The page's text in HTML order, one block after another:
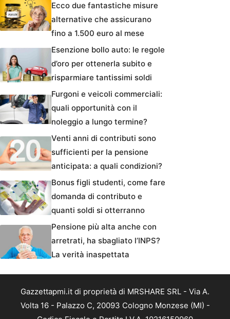
Ecco due fantastiche misure
alternative che assicurano
fino a 1.500 euro al mese
Esenzione bollo auto: le regole
d’oro per ottenerla subito e
risparmiare tantissimi soldi
Furgoni e veicoli commerciali:
quali opportunità con il
noleggio a lungo termine?
Venti anni di contributi sono
sufficienti per la pensione
anticipata: a quali condizioni?
Bonus figli studenti, come fare
domanda di contributo e
quanti soldi si otterranno
Pensione più alta anche con
arretrati, ha sbagliato l’INPS?
La verità inaspettata
Gazzettapmi.it di proprietà di MRSHARE SRL - Via A.
Volta 16 - Palazzo C, 20093 Cologno Monzese (MI) -